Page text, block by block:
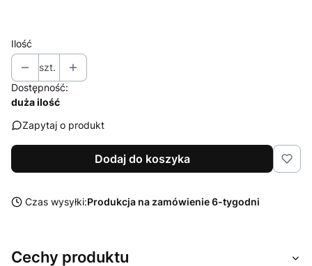
Ilość
szt.
Dostępność:
duża ilość
Zapytaj o produkt
Dodaj do koszyka
Czas wysyłki:Produkcja na zamówienie 6-tygodni
Cechy produktu